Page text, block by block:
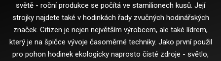
světě - roční produkce se počítá ve stamilionech kusů. Její
strojky najdete také v hodinkách řady zvučných hodinářských
značek. Citizen je nejen největším výrobcem, ale také lídrem,
který je na špičce vývoje časoměrné techniky. Jako první použil
pro pohon hodinek ekologicky naprosto čisté zdroje - světlo,